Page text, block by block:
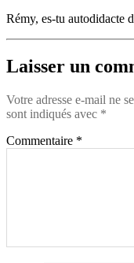
Rémy, es-tu autodidacte
Laisser un
Votre adresse e-mail ne
sont indiqués avec *
Commentaire *